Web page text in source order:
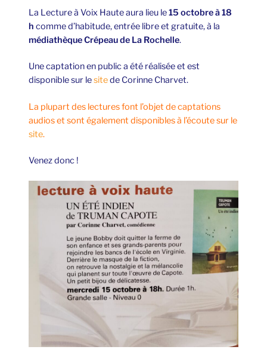
La Lecture à Voix Haute aura lieu le15 octobre à 18
h comme d’habitude, entrée libre et gratuite, à la
médiathèque Crépeau de La Rochelle.
Une captation en public a été réalisée et est
disponible sur lesitede Corinne Charvet.
La plupart des lectures font l’objet de captations
audios et sont également disponibles à l’écoute sur le
site.
Venez donc !